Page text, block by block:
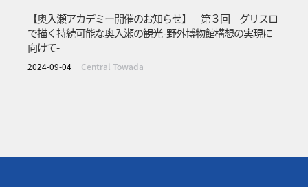
【奥入瀬アカデミー開催のお知らせ】 第３回 グリスロ
で描く持続可能な奥入瀬の観光 -野外博物館構想の実現に
向けて-
2024-09-04 Central Towada